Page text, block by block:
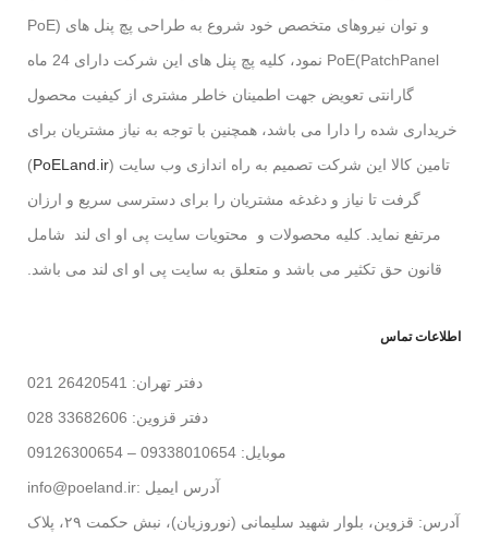
و توان نیروهای متخصص خود شروع به طراحی پچ پنل های (PoE
PatchPanel)PoE نمود، کلیه پچ پنل های این شرکت دارای 24 ماه
گارانتی تعویض جهت اطمینان خاطر مشتری از کیفیت محصول
خریداری شده را دارا می باشد، همچنین با توجه به نیاز مشتریان برای
تامین کالا این شرکت تصمیم به راه اندازی وب سایت (PoELand.ir
)
گرفت تا نیاز و دغدغه مشتریان را برای دسترسی سریع و ارزان
مرتفع نماید. کلیه محصولات و محتویات سایت پی او ای لند شامل
قانون حق تکثیر می باشد و متعلق به سایت پی او ای لند می باشد.
اطلاعات تماس
دفتر تهران: 26420541 021
دفتر قزوین: 33682606 028
موبایل: 09338010654 – 09126300654
آدرس ایمیل :info@poeland.ir
آدرس: قزوین، بلوار شهید سلیمانی (نوروزیان)، نبش حکمت ۲۹، پلاک